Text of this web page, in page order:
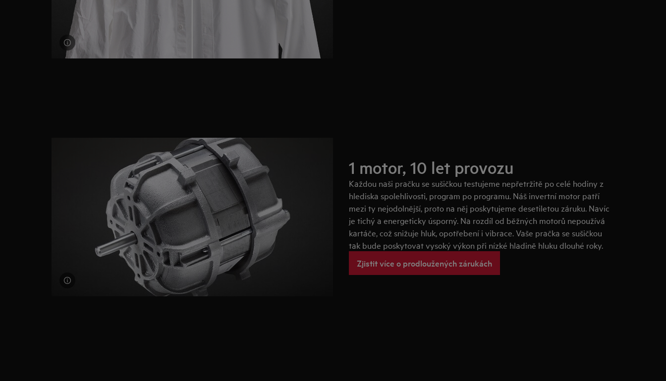
1 motor, 10 let provozu
Každou naši pračku se sušičkou testujeme nepřetržitě po celé hodiny z
hlediska spolehlivosti, program po programu. Náš invertní motor patří
mezi ty nejodolnější, proto na něj poskytujeme desetiletou záruku. Navíc
je tichý a energeticky úsporný. Na rozdíl od běžných motorů nepoužívá
kartáče, což snižuje hluk, opotřebení i vibrace. Vaše pračka se sušičkou
tak bude poskytovat vysoký výkon při nízké hladině hluku dlouhé roky.
Zjistit více o prodloužených zárukách